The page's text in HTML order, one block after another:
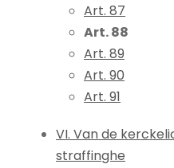
Art. 87
Art. 88
Art. 89
Art. 90
Art. 91
VI. Van de
straffinghe